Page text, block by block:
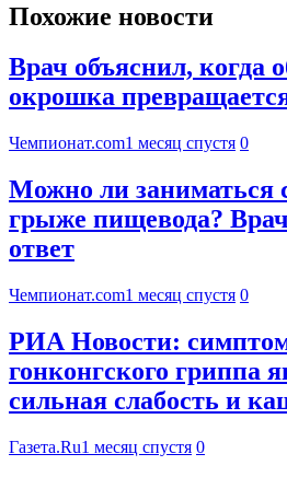
Похожие новости
Врач объяснил, когда
окрошка
Чемпионат.com1 месяц спустя 0
Можно ли заниматься
грыже пищевода?
ответ
Чемпионат.com1 месяц спустя 0
РИА Новости:
гонконгского гриппа
сильная слабость и
Газета.Ru1 месяц спустя 0